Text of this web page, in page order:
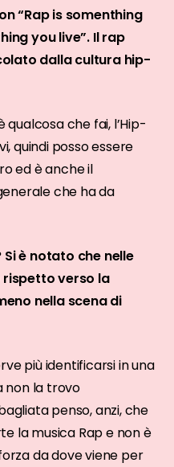
“Rap is somenthing
you live”. Il rap
dalla cultura hip-
qualcosa che fai, l’Hip-
quindi posso essere
ed è anche il
che ha da
Si è notato che nelle
rispetto verso la
nella scena di
più identificarsi in una
non la trovo
penso, anzi, che
la musica Rap e non è
da dove viene per